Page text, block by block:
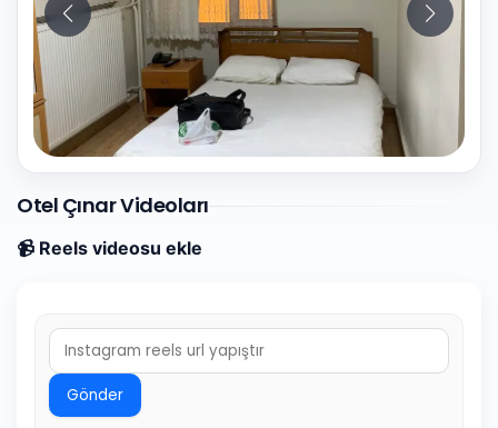
Otel Çınar Videoları
📹 Reels videosu ekle
Gönder